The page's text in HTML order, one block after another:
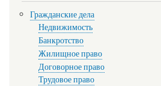
Гражданские дела
Недвижимость
Банкротство
Жилищное право
Договорное право
Трудовое право